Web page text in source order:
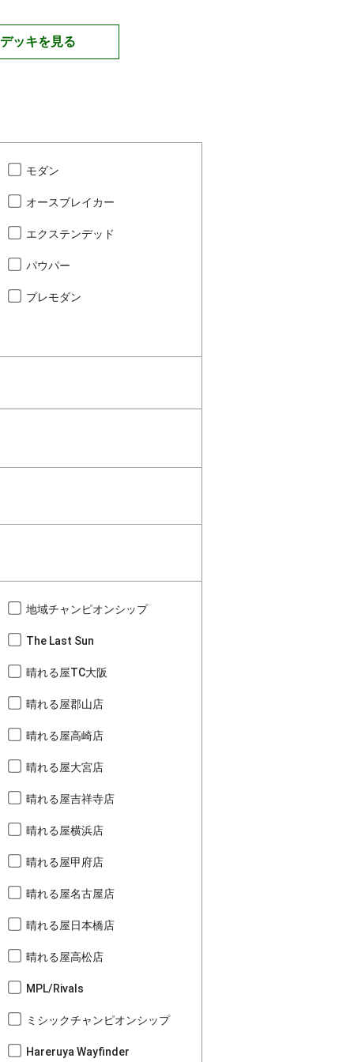
ッキを見る
モダン
オースブレイカー
エクステンデッド
パウパー
プレモダン
地域チャンピオンシップ
The Last Sun
晴れる屋TC大阪
晴れる屋郡山店
晴れる屋高崎店
晴れる屋大宮店
晴れる屋吉祥寺店
晴れる屋横浜店
晴れる屋甲府店
晴れる屋名古屋店
晴れる屋日本橋店
晴れる屋高松店
MPL/Rivals
ミシックチャンピオンシップ
Hareruya Wayfinder